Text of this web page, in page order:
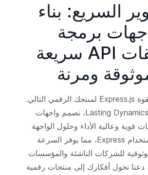
السريع: بناء
برمجة
تطبيقات API سريعة
ومرنة
أطلق العنان لقوة Express.js لمنتجك الرقمي التالي.
في شركة Lasting Dynamics، نصمم واجهات
قوية وعالية الأداء وحلول الواجهة
الخلفية باستخدام Express، مما يوفر السرعة
للشركات الناشئة والمؤسسات
نحول أفكارك إلى منتجات رقمية